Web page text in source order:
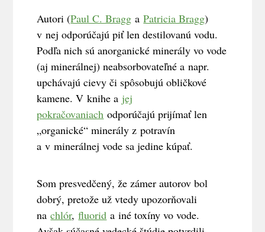
Autori (Paul C. Bragg aPatricia Bragg)
v nej odporúčajú piť len destilovanú vodu.
Podľa nich sú anorganické minerály vo vode
(aj minerálnej) neabsorbovateľné a napr.
upchávajú cievy či spôsobujú obličkové
kamene. V knihe a jej
pokračovaniach odporúčajú prijímať len
„organické“ minerály z potravín
a v minerálnej vode sa jedine kúpať.
Som presvedčený, že zámer autorov bol
dobrý, pretože už vtedy upozorňovali
nachlór,fluorid a iné toxíny vo vode.